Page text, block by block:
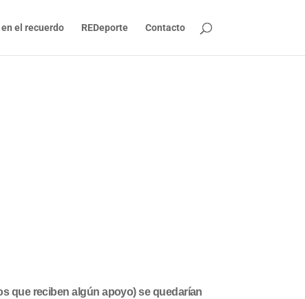
el recuerdo REDeporte Contacto
que reciben algún apoyo) se quedarían